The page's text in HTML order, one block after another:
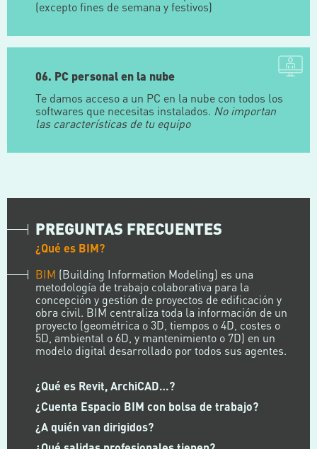
(excepto fines de semana y festivos)
06. PC personal en la nube
Te damos acceso a un PC en la nube con todos los
softwares que necesitas instalados. No importan
las características de tu equipo
PREGUNTAS FRECUENTES
¿Qué es BIM?
BIM (Building Information Modeling) es una
metodología de trabajo colaborativa para la
concepción y gestión de proyectos de edificación y
obra civil. BIM centraliza toda la información de un
proyecto (geométrica o 3D, tiempos o 4D, costes o
5D, ambiental o 6D, y mantenimiento o 7D) en un
modelo digital desarrollado por todos sus agentes.
¿Qué es Revit, ArchiCAD…?
¿Cuenta Espacio BIM con bolsa de trabajo?
¿A quién van dirigidos?